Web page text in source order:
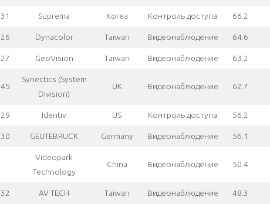
31 Suprema Korea Контроль доступа 66.2
26 Dynacolor Taiwan Видеонаблюдение 64.6
27 GeoVision Taiwan Видеонаблюдение 63.2
45
Synectics (System
Division)
UK Видеонаблюдение 62.7
29 Identiv US Контроль доступа 56.2
30 GEUTEBRUCK Germany Видеонаблюдение 56.1
Videopark
Technology
China Видеонаблюдение 50.4
32 AV TECH Taiwan Видеонаблюдение 48.3